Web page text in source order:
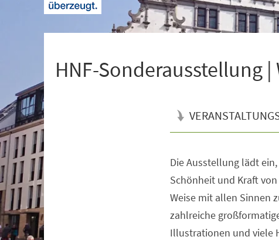
HNF-Sonderausstellung
Die Ausstellung lädt
Schönheit und Kraft
Weise mit allen Sinnen
zahlreiche
Illustrationen und viele